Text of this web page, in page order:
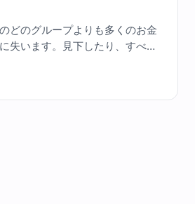
どのグループよりも多くのお金
失います。見下したり、すべて
をご紹介します。